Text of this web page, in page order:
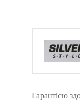
Гарантією